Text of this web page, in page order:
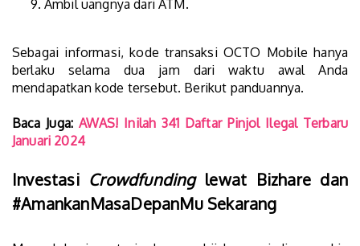
Ambil uangnya dari ATM.
Sebagai informasi, kode transaksi OCTO Mobile hanya
berlaku selama dua jam dari waktu awal Anda
mendapatkan kode tersebut. Berikut panduannya.
Baca Juga: AWAS! Inilah 341 Daftar Pinjol Ilegal Terbaru
Januari 2024
Investasi Crowdfundinglewat Bizhare dan
#AmankanMasaDepanMu Sekarang